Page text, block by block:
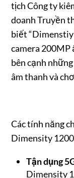
tịch Công ty
doanh Truyền
biết
camera 200MP
bên cạnh
âm thanh và
Các tính năng
Dimensity
Tận dụng
Dimensity